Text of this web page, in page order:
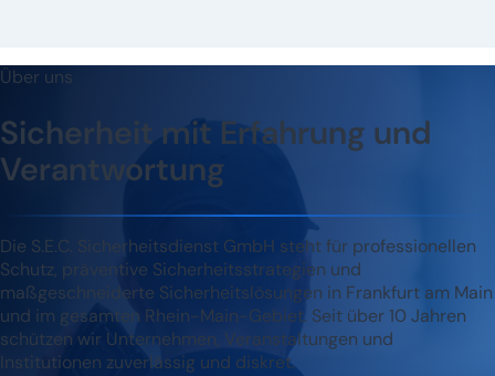
Über uns
Sicherheit mit Erfahrung und
Verantwortung
Die S.E.C. Sicherheitsdienst GmbH steht für professionellen
Schutz, präventive Sicherheitsstrategien und
maßgeschneiderte Sicherheitslösungen in Frankfurt am Main
und im gesamten Rhein-Main-Gebiet. Seit über 10 Jahren
schützen wir Unternehmen, Veranstaltungen und
Institutionen zuverlässig und diskret.